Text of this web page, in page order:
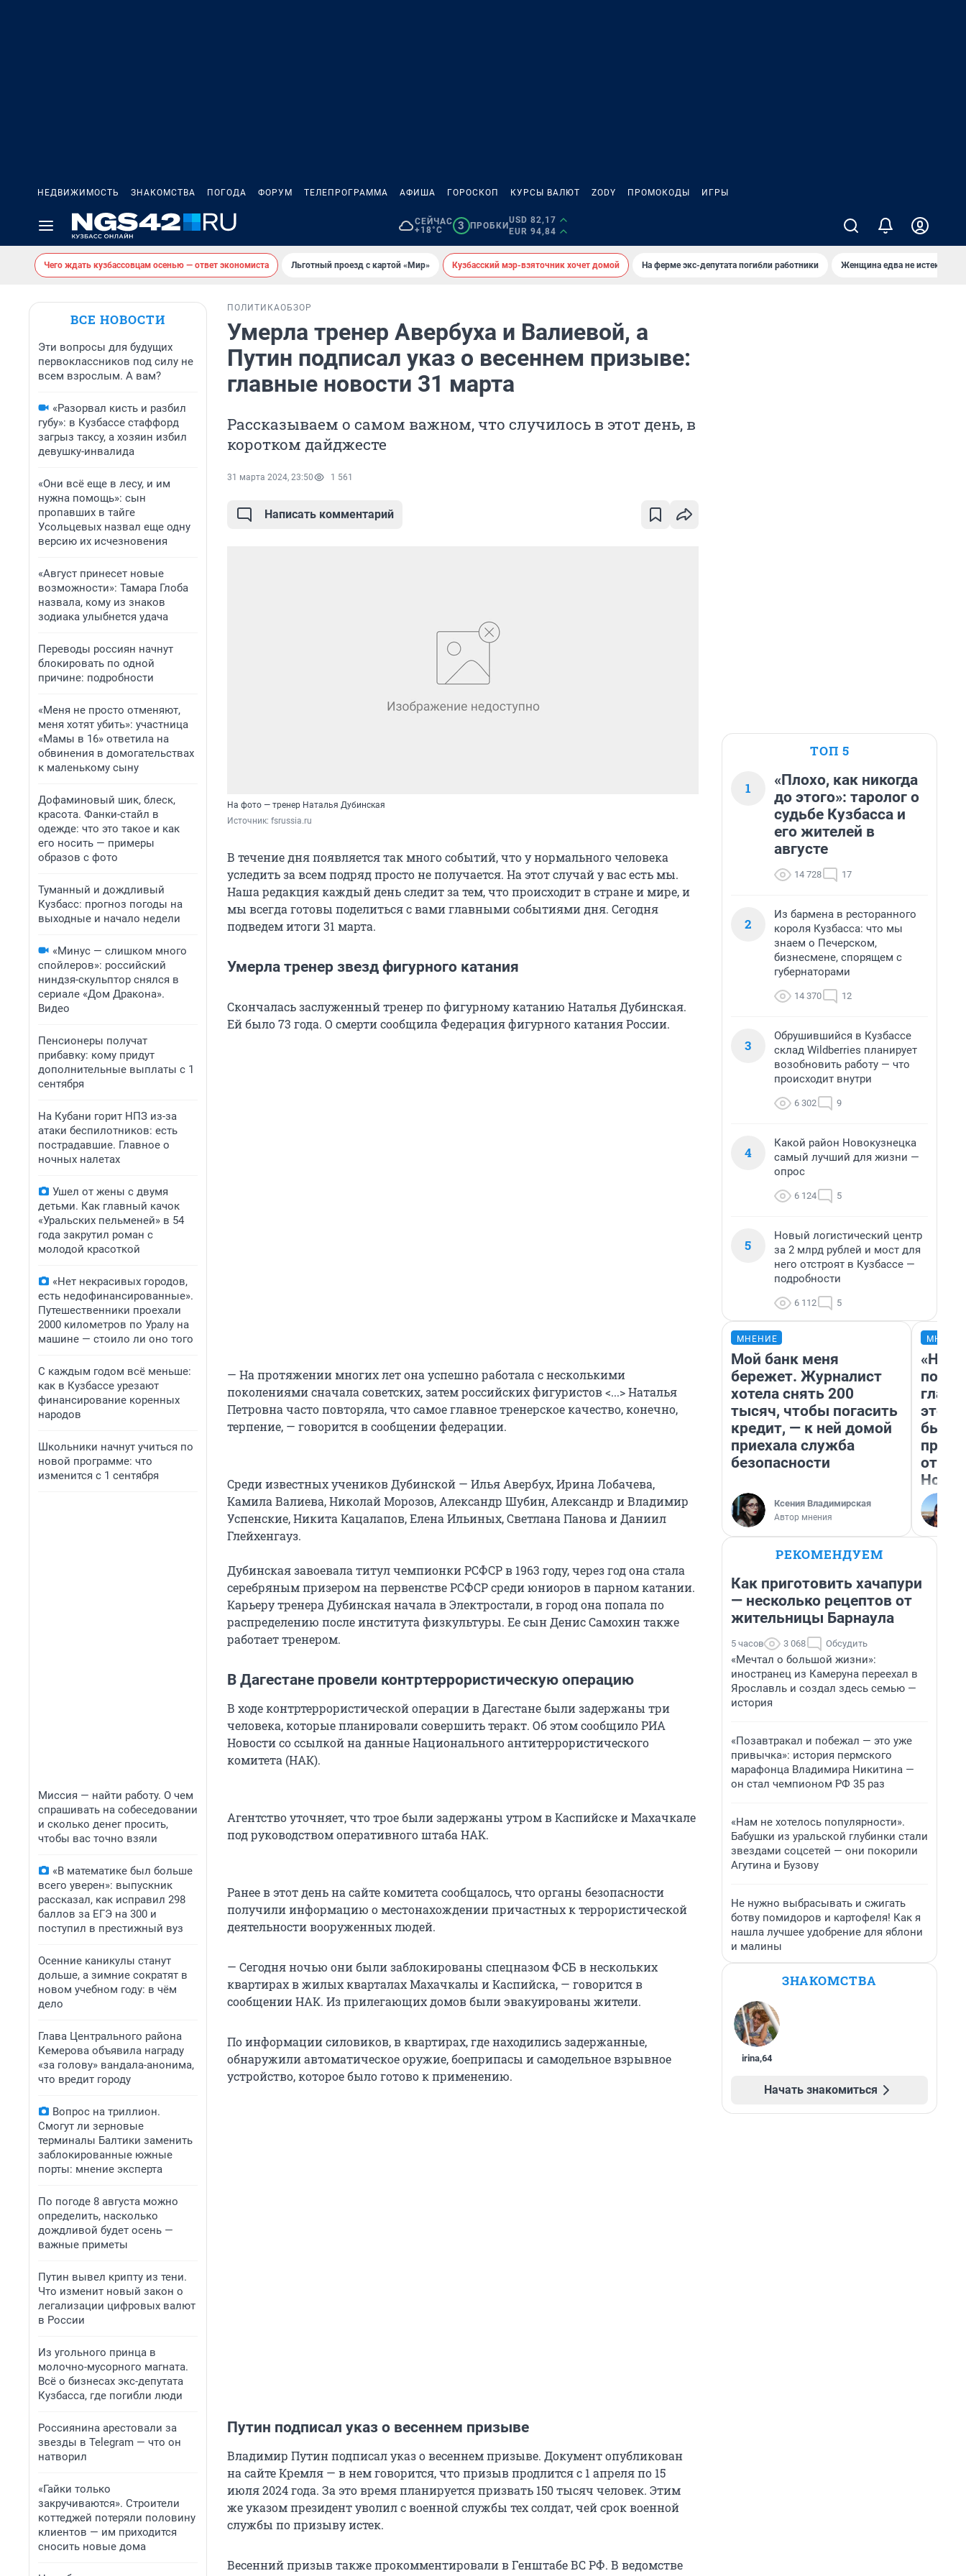
НЕДВИЖИМОСТЬ ЗНАКОМСТВА ПОГОДА ФОРУМ ТЕЛЕПРОГРАММА АФИША ГОРОСКОП КУРСЫ ВАЛЮТ ZODY ПРОМОКОДЫ ИГРЫ
СЕЙЧАС
+18°C
3 ПРОБКИ
USD 82,17
EUR 94,84
Чего ждать кузбассовцам осенью — ответ экономиста Льготный проезд с картой «Мир» Кузбасский мэр-взяточник хочет домой На ферме экс-депутата погибли работники Женщина едва не истекла
ВСЕ НОВОСТИ
Эти вопросы для будущих
первоклассников под силу не
всем взрослым. А вам?
«Разорвал кисть и разбил
губу»: в Кузбассе стаффорд
загрыз таксу, а хозяин избил
девушку-инвалида
«Они всё еще в лесу, и им
нужна помощь»: сын
пропавших в тайге
Усольцевых назвал еще одну
версию их исчезновения
«Август принесет новые
возможности»: Тамара Глоба
назвала, кому из знаков
зодиака улыбнется удача
Переводы россиян начнут
блокировать по одной
причине: подробности
«Меня не просто отменяют,
меня хотят убить»: участница
«Мамы в 16» ответила на
обвинения в домогательствах
к маленькому сыну
Дофаминовый шик, блеск,
красота. Фанки-стайл в
одежде: что это такое и как
его носить — примеры
образов с фото
Туманный и дождливый
Кузбасс: прогноз погоды на
выходные и начало недели
«Минус — слишком много
спойлеров»: российский
ниндзя-скульптор снялся в
сериале «Дом Дракона».
Видео
Пенсионеры получат
прибавку: кому придут
дополнительные выплаты с 1
сентября
На Кубани горит НПЗ из-за
атаки беспилотников: есть
пострадавшие. Главное о
ночных налетах
Ушел от жены с двумя
детьми. Как главный качок
«Уральских пельменей» в 54
года закрутил роман с
молодой красоткой
«Нет некрасивых городов,
есть недофинансированные».
Путешественники проехали
2000 километров по Уралу на
машине — стоило ли оно того
С каждым годом всё меньше:
как в Кузбассе урезают
финансирование коренных
народов
Школьники начнут учиться по
новой программе: что
изменится с 1 сентября
Миссия — найти работу. О чем
спрашивать на собеседовании
и сколько денег просить,
чтобы вас точно взяли
«В математике был больше
всего уверен»: выпускник
рассказал, как исправил 298
баллов за ЕГЭ на 300 и
поступил в престижный вуз
Осенние каникулы станут
дольше, а зимние сократят в
новом учебном году: в чём
дело
Глава Центрального района
Кемерова объявила награду
«за голову» вандала-анонима,
что вредит городу
Вопрос на триллион.
Смогут ли зерновые
терминалы Балтики заменить
заблокированные южные
порты: мнение эксперта
По погоде 8 августа можно
определить, насколько
дождливой будет осень —
важные приметы
Путин вывел крипту из тени.
Что изменит новый закон о
легализации цифровых валют
в России
Из угольного принца в
молочно-мусорного магната.
Всё о бизнесах экс-депутата
Кузбасса, где погибли люди
Россиянина арестовали за
звезды в Telegram — что он
натворил
«Гайки только
закручиваются». Строители
коттеджей потеряли половину
клиентов — им приходится
сносить новые дома
ПОЛИТИКАОБЗОР
Умерла тренер Авербуха и Валиевой, а
Путин подписал указ о весеннем призыве:
главные новости 31 марта
Рассказываем о самом важном, что случилось в этот день, в
коротком дайджесте
31 марта 2024, 23:50 1 561
Написать комментарий
На фото — тренер Наталья Дубинская
Источник: fsrussia.ru
В течение дня появляется так много событий, что у нормального человека
уследить за всем подряд просто не получается. На этот случай у вас есть мы.
Наша редакция каждый день следит за тем, что происходит в стране и мире, и
мы всегда готовы поделиться с вами главными событиями дня. Сегодня
подведем итоги 31 марта.
Умерла тренер звезд фигурного катания
Скончалась заслуженный тренер по фигурному катанию Наталья Дубинская.
Ей было 73 года. О смерти сообщила Федерация фигурного катания России.
— На протяжении многих лет она успешно работала с несколькими
поколениями сначала советских, затем российских фигуристов <...> Наталья
Петровна часто повторяла, что самое главное тренерское качество, конечно,
терпение, — говорится в сообщении федерации.
Среди известных учеников Дубинской — Илья Авербух, Ирина Лобачева,
Камила Валиева, Николай Морозов, Александр Шубин, Александр и Владимир
Успенские, Никита Кацалапов, Елена Ильиных, Светлана Панова и Даниил
Глейхенгауз.
Дубинская завоевала титул чемпионки РСФСР в 1963 году, через год она стала
серебряным призером на первенстве РСФСР среди юниоров в парном катании.
Карьеру тренера Дубинская начала в Электростали, в город она попала по
распределению после института физкультуры. Ее сын Денис Самохин также
работает тренером.
В Дагестане провели контртеррористическую операцию
В ходе контртеррористической операции в Дагестане были задержаны три
человека, которые планировали совершить теракт. Об этом сообщило РИА
Новости со ссылкой на данные Национального антитеррористического
комитета (НАК).
Агентство уточняет, что трое были задержаны утром в Каспийске и Махачкале
под руководством оперативного штаба НАК.
Ранее в этот день на сайте комитета сообщалось, что органы безопасности
получили информацию о местонахождении причастных к террористической
деятельности вооруженных людей.
— Сегодня ночью они были заблокированы спецназом ФСБ в нескольких
квартирах в жилых кварталах Махачкалы и Каспийска, — говорится в
сообщении НАК. Из прилегающих домов были эвакуированы жители.
По информации силовиков, в квартирах, где находились задержанные,
обнаружили автоматическое оружие, боеприпасы и самодельное взрывное
устройство, которое было готово к применению.
Путин подписал указ о весеннем призыве
Владимир Путин подписал указ о весеннем призыве. Документ опубликован
на сайте Кремля — в нем говорится, что призыв продлится с 1 апреля по 15
июля 2024 года. За это время планируется призвать 150 тысяч человек. Этим
же указом президент уволил с военной службы тех солдат, чей срок военной
службы по призыву истек.
Весенний призыв также прокомментировали в Генштабе ВС РФ. В ведомстве
ТОП 5
1
«Плохо, как никогда
до этого»: таролог о
судьбе Кузбасса и
его жителей в
августе
14 728 17
2
Из бармена в ресторанного
короля Кузбасса: что мы
знаем о Печерском,
бизнесмене, спорящем с
губернаторами
14 370 12
3
Обрушившийся в Кузбассе
склад Wildberries планирует
возобновить работу — что
происходит внутри
6 302 9
4
Какой район Новокузнецка
самый лучший для жизни —
опрос
6 124 5
5
Новый логистический центр
за 2 млрд рублей и мост для
него отстроят в Кузбассе —
подробности
6 112 5
МНЕНИЕ
Мой банк меня
бережет. Журналист
хотела снять 200
тысяч, чтобы погасить
кредит, — к ней домой
приехала служба
безопасности
Ксения Владимирская
Автор мнения
этого
бьет
РЕКОМЕНДУЕМ
Как приготовить хачапури
— несколько рецептов от
жительницы Барнаула
5 часов 3 068 Обсудить
«Мечтал о большой жизни»:
иностранец из Камеруна переехал в
Ярославль и создал здесь семью —
история
«Позавтракал и побежал — это уже
привычка»: история пермского
марафонца Владимира Никитина —
он стал чемпионом РФ 35 раз
«Нам не хотелось популярности».
Бабушки из уральской глубинки стали
звездами соцсетей — они покорили
Агутина и Бузову
Не нужно выбрасывать и сжигать
ботву помидоров и картофеля! Как я
нашла лучшее удобрение для яблони
и малины
ЗНАКОМСТВА
irina,64
Начать знакомиться